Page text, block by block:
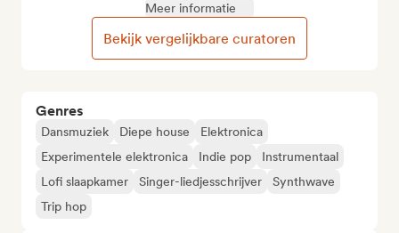
Genres
Dansmuziek Diepe house
Elektronica
Experimentele elektronica
Indie pop
Instrumentaal
Lofi slaapkamer
Singer-liedjesschrijver
Synthwave
Trip hop
Meer informatie
Bekijk vergelijkbare curatoren